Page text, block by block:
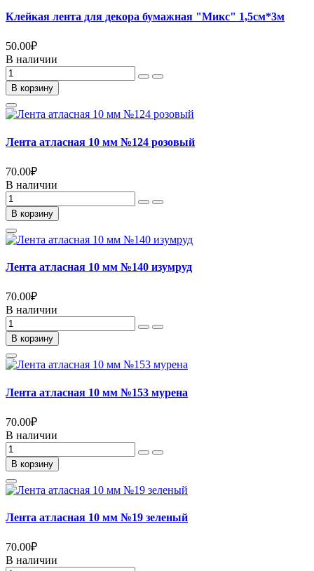
Клейкая лента для декора бумажная "Микс" 1,5см*3м
50.00₽
В наличии
В корзину
Лента атласная 10 мм №124 розовый
70.00₽
В наличии
В корзину
Лента атласная 10 мм №140 изумруд
70.00₽
В наличии
В корзину
Лента атласная 10 мм №153 мурена
70.00₽
В наличии
В корзину
Лента атласная 10 мм №19 зеленый
70.00₽
В наличии